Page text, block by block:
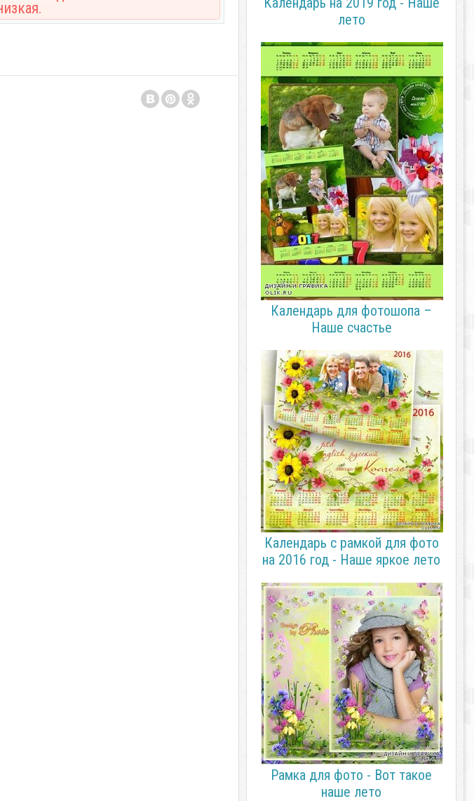
лето
Календарь для фотошопа –
Наше счастье
Календарь с рамкой для фото
на 2016 год - Наше яркое лето
Рамка для фото - Вот такое
наше лето